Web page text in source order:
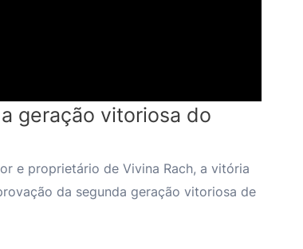
geração vitoriosa do
e proprietário de Vivina Rach, a vitória
da segunda geração vitoriosa de